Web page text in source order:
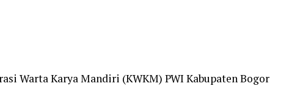
Warta Karya Mandiri (KWKM) PWI Kabupaten Bogor